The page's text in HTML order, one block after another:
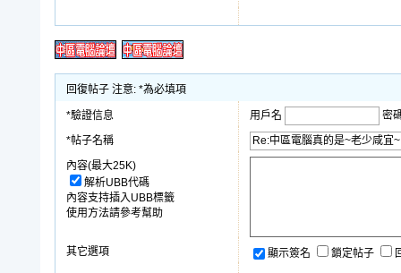
回復帖子 注意: *為必填項
*驗證信息 用戶名
密
*帖子名稱
內容(最大25K)
解析UBB代碼
內容支持插入UBB標籤
使用方法請參考幫助
其它選項 顯示簽名 鎖定帖子